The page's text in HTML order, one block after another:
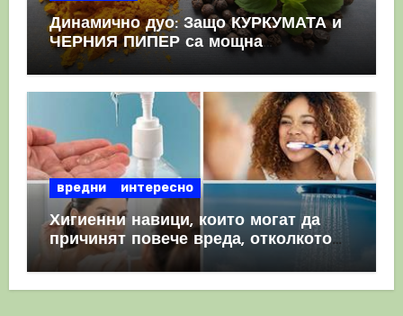
Динамично дуо: Защо КУРКУМАТА и
ЧЕРНИЯ ПИПЕР са мощна
комбинация
вредни интересно
Хигиенни навици, които могат да
причинят повече вреда, отколкото
полза